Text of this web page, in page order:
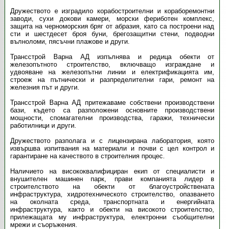
Дружеството е изградило корабостроителни и кораборемонтни
заводи, сухи докови камери, морски фериботен комплекс,
защита на черноморския бряг от абразия, като са построени над
сти и шестдесет броя буни, брегозащитни стени, подводни
вълноломи, пясъчни плажове и други.
Трансстрой Варна АД изпълнява и редица обекти от
железопътното строителство, включващо изграждане и
удвояване на железопътни линии и електрификацията им,
строеж на пътнически и разпределителни гари, ремонт на
железния път и други.
Трансстрой Варна АД притежаваме собствени производствени
бази, където са разположени основните производствени
мощности, спомагателни производства, гаражи, технически
работилници и други.
Дружеството разполага и с лицензирана лаборатория, която
извършва изпитвания на материали и почви с цел контрол и
гарантиране на качеството в строителния процес.
Наличието на висококвалифициран екип от специалисти и
внушителен машинен парк, прави компанията лидер в
строителството на обекти от благоустройствената
инфраструктура, хидротехническото строителство, опазването
на околната среда, транспортната и енергийната
инфраструктура, както и обекти на високото строителство,
прилежащата му инфраструктура, електронни съобщителни
мрежи и съоръжения.